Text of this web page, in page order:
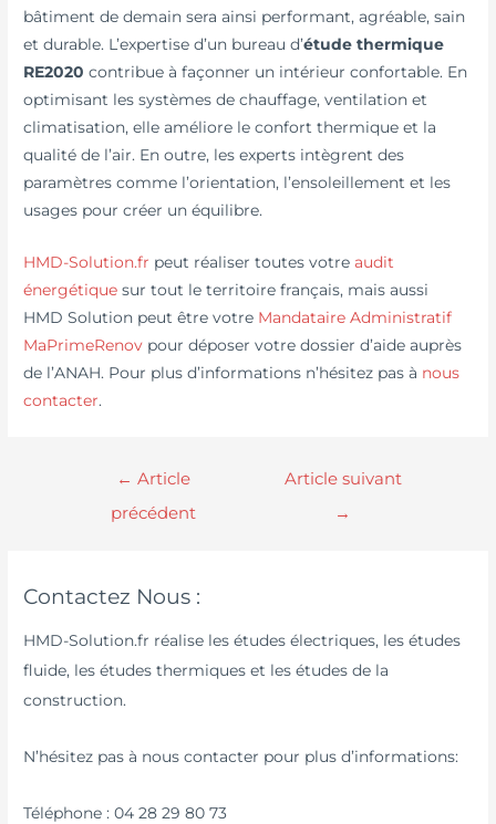
bâtiment de demain sera ainsi performant, agréable, sain
et durable. L’expertise d’un bureau d’étude thermique
RE2020contribue à façonner un intérieur confortable. En
optimisant les systèmes de chauffage, ventilation et
climatisation, elle améliore le confort thermique et la
qualité de l’air. En outre, les experts intègrent des
paramètres comme l’orientation, l’ensoleillement et les
usages pour créer un équilibre.
HMD-Solution.fr peut réaliser toutes votreaudit
énergétique sur tout le territoire français, mais aussi
HMD Solution peut être votre Mandataire Administratif
MaPrimeRenov pour déposer votre dossier d’aide auprès
de l’ANAH. Pour plus d’informations n’hésitez pas à nous
contacter.
← Article
précédent
Article suivant
→
Contactez Nous :
HMD-Solution.fr réalise les études électriques, les études
fluide, les études thermiques et les études de la
construction.
N’hésitez pas à nous contacter pour plus d’informations:
Téléphone : 04 28 29 80 73